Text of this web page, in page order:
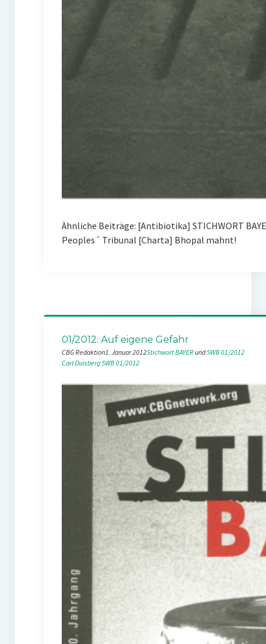
Ähnliche Beiträge: [Antibiotika] STICHWORT
Peoples´ Tribunal [Charta] Bhopal mahnt!
01/2012: Auf eigene Gefahr
CBG Redaktion1. Januar 2012Stichwort BAYER und SWB 01/2012
Carl DuisbergSWB 01/2012